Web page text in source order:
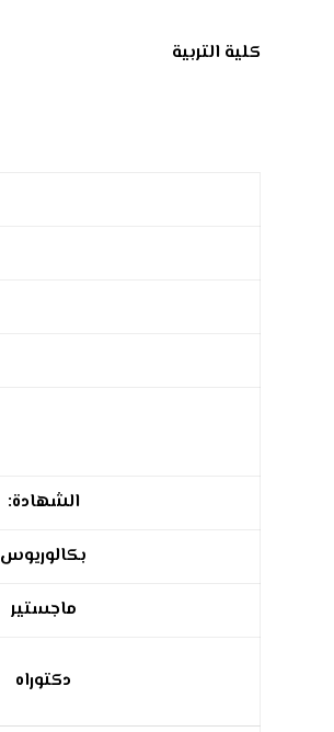
كلية التربية
الشهادة:
بكالوريوس
ماجستير
دكتوراه